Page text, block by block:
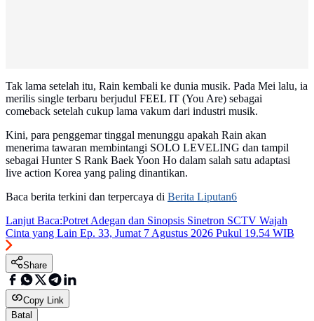
Tak lama setelah itu, Rain kembali ke dunia musik. Pada Mei lalu, ia
merilis single terbaru berjudul FEEL IT (You Are) sebagai
comeback setelah cukup lama vakum dari industri musik.
Kini, para penggemar tinggal menunggu apakah Rain akan
menerima tawaran membintangi SOLO LEVELING dan tampil
sebagai Hunter S Rank Baek Yoon Ho dalam salah satu adaptasi
live action Korea yang paling dinantikan.
Baca berita terkini dan terpercaya di Berita Liputan6
Lanjut Baca:Potret Adegan dan Sinopsis Sinetron SCTV Wajah
Cinta yang Lain Ep. 33, Jumat 7 Agustus 2026 Pukul 19.54 WIB
Share
Copy Link
Batal